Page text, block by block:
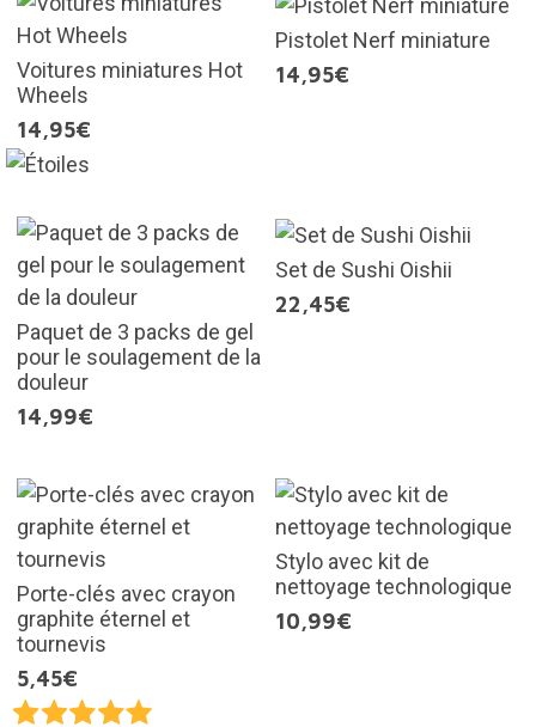
Voitures miniatures Hot
Wheels
14,95€
Pistolet Nerf miniature
14,95€
Paquet de 3 packs de gel
pour le soulagement de la
douleur
14,99€
Set de Sushi Oishii
22,45€
Porte-clés avec crayon
graphite éternel et
tournevis
5,45€
Stylo avec kit de
nettoyage technologique
10,99€